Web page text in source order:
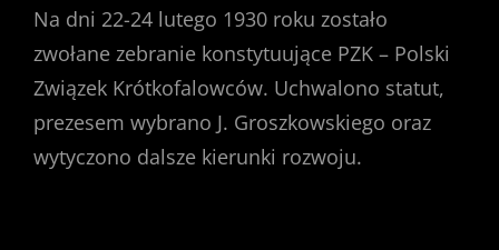
Na dni 22-24 lutego 1930 roku zostało
zwołane zebranie konstytuujące PZK – Polski
Związek Krótkofalowców. Uchwalono statut,
prezesem wybrano J. Groszkowskiego oraz
wytyczono dalsze kierunki rozwoju.